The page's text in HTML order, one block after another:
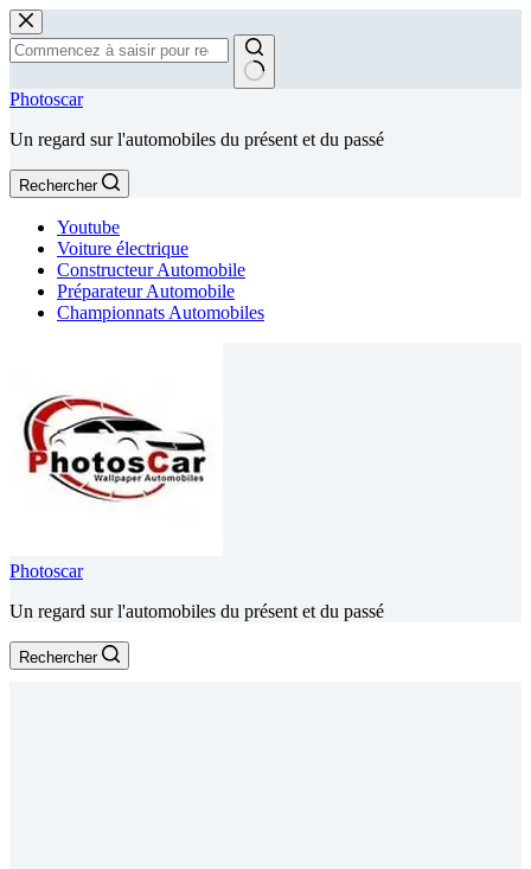
Passer
au
contenu
Aucun
Photoscar
Un regard sur l'automobiles du présent et du passé
Rechercher
Youtube
Voiture électrique
Constructeur Automobile
Préparateur Automobile
Championnats Automobiles
Photoscar
Un regard sur l'automobiles du présent et du passé
Rechercher